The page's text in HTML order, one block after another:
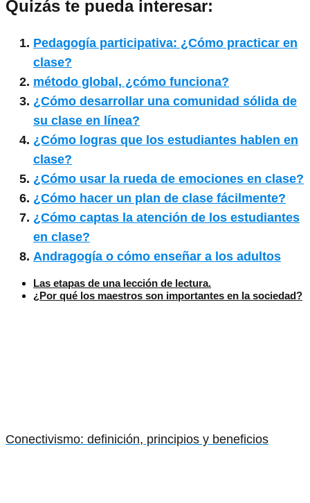
Quizás te pueda interesar:
Pedagogía participativa: ¿Cómo practicar en
clase?
método global, ¿cómo funciona?
¿Cómo desarrollar una comunidad sólida de
su clase en línea?
¿Cómo logras que los estudiantes hablen en
clase?
¿Cómo usar la rueda de emociones en clase?
¿Cómo hacer un plan de clase fácilmente?
¿Cómo captas la atención de los estudiantes
en clase?
Andragogía o cómo enseñar a los adultos
Las etapas de una lección de lectura.
¿Por qué los maestros son importantes en la sociedad?
Conectivismo: definición, principios y beneficios